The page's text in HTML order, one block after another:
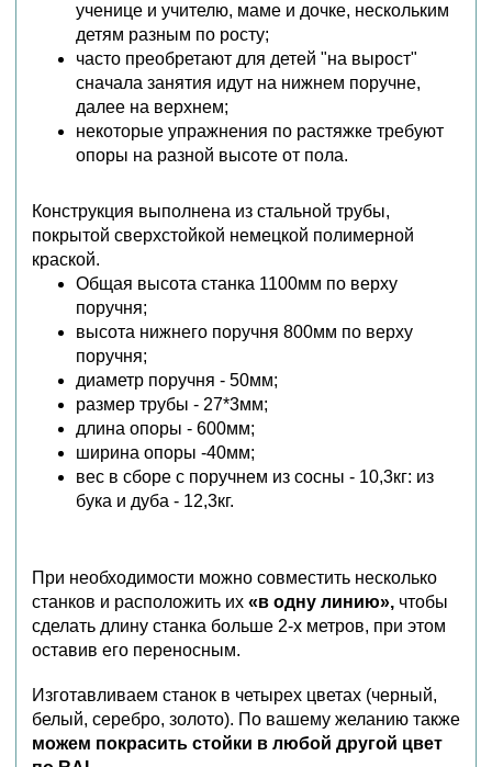
ученице и учителю, маме и дочке, нескольким
детям разным по росту;
часто преобретают для детей "на вырост"
сначала занятия идут на нижнем поручне,
далее на верхнем;
некоторые упражнения по растяжке требуют
опоры на разной высоте от пола.
Конструкция выполнена из стальной трубы,
покрытой сверхстойкой немецкой полимерной
краской.
Общая высота станка 1100мм по верху
поручня;
высота нижнего поручня 800мм по верху
поручня;
диаметр поручня - 50мм;
размер трубы - 27*3мм;
длина опоры - 600мм;
ширина опоры -40мм;
вес в сборе с поручнем из сосны - 10,3кг: из
бука и дуба - 12,3кг.
При необходимости можно совместить несколько
станков и расположить их «в одну линию», чтобы
сделать длину станка больше 2-х метров, при этом
оставив его переносным.
Изготавливаем станок в четырех цветах (черный,
белый, серебро, золото). По вашему желанию также
можем покрасить стойки в любой другой цвет